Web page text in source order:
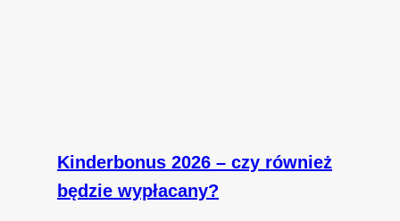
Kinderbonus 2026 – czy również
będzie wypłacany?